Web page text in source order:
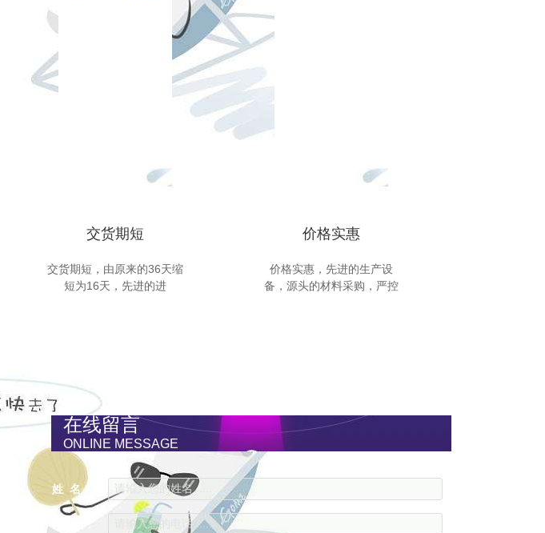
交货期短
交货期短，由原来的36天缩
短为16天，先进的进
价格实惠
价格实惠，先进的生产设
备，源头的材料采购，严控
在线留言
ONLINE MESSAGE
姓 名： 请输入您的姓名......
请输入您的电话......